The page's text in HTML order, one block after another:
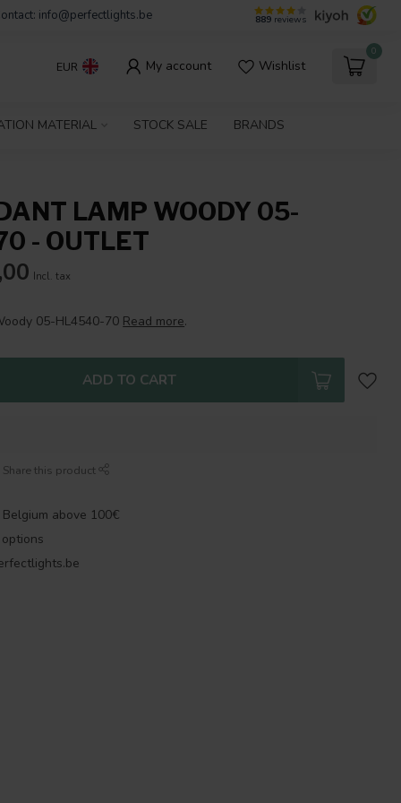
info@perfectlights.be 889 reviews
EUR My account Wishlist
0
MATERIAL STOCK SALE BRANDS
LAMP WOODY 05-
- OUTLET
Incl. tax
05-HL4540-70 Read more.
ADD TO CART
Share this product
above 100€